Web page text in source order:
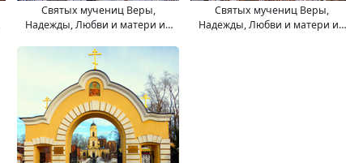
Святых мучениц Веры,
Надежды, Любви и матери их
Святых мучениц Веры,
Надежды, Любви и матери их